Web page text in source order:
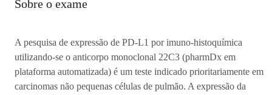
Sobre o exame
A pesquisa de expressão de PD-L1 por imuno-histoquímica
utilizando-se o anticorpo monoclonal 22C3 (pharmDx em
plataforma automatizada) é um teste indicado prioritariamente em
carcinomas não pequenas células de pulmão. A expressão da